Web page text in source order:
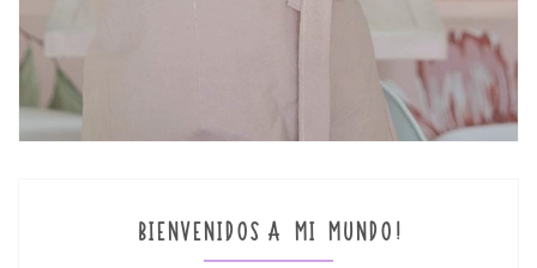
BIENVENIDOS A MI MUNDO!